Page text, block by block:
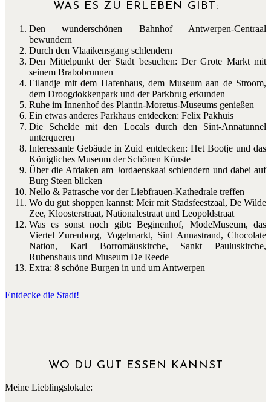
WAS ES ZU ERLEBEN GIBT:
Den wunderschönen Bahnhof Antwerpen-Centraal
bewundern
Durch den Vlaaikensgang schlendern
Den Mittelpunkt der Stadt besuchen: Der Grote Markt mit
seinem Brabobrunnen
Eilandje mit dem Hafenhaus, dem Museum aan de Stroom,
dem Droogdokkenpark und der Parkbrug erkunden
Ruhe im Innenhof des Plantin-Moretus-Museums genießen
Ein etwas anderes Parkhaus entdecken: Felix Pakhuis
Die Schelde mit den Locals durch den Sint-Annatunnel
unterqueren
Interessante Gebäude in Zuid entdecken: Het Bootje und das
Königliches Museum der Schönen Künste
Über die Afdaken am Jordaenskaai schlendern und dabei auf
Burg Steen blicken
Nello & Patrasche vor der Liebfrauen-Kathedrale treffen
Wo du gut shoppen kannst: Meir mit Stadsfeestzaal, De Wilde
Zee, Kloosterstraat, Nationalestraat und Leopoldstraat
Was es sonst noch gibt: Beginenhof, ModeMuseum, das
Viertel Zurenborg, Vogelmarkt, Sint Annastrand, Chocolate
Nation, Karl Borromäuskirche, Sankt Pauluskirche,
Rubenshaus und Museum De Reede
Extra: 8 schöne Burgen in und um Antwerpen
Entdecke die Stadt!
WO DU GUT ESSEN KANNST
Meine Lieblingslokale: